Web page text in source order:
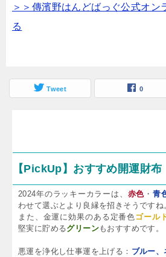
＞＞傳濱野はんどばっぐ公式オン
る
Tweet 0
【PickUp】おすすめ開運財布
2024年のラッキーカラーは、 赤色 ・ 青
わせて選ぶとより良縁を招きそうですね
また、金運に効果のある定番色ゴール
堅実に貯めるグリーンもおすすめです。
悪運を浄化し仕事運を上げる： ブルー、